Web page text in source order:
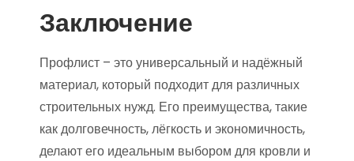
Заключение
Профлист – это универсальный и надёжный
материал, который подходит для различных
строительных нужд. Его преимущества, такие
как долговечность, лёгкость и экономичность,
делают его идеальным выбором для кровли и